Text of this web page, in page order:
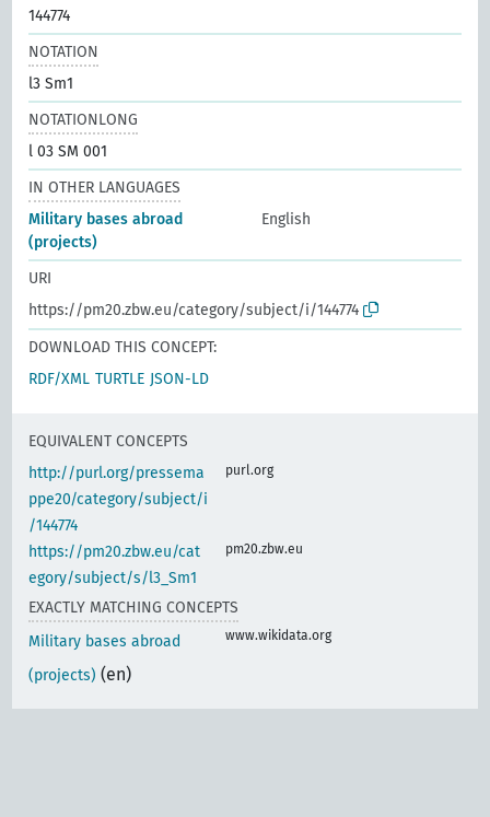
144774
NOTATION
l3 Sm1
NOTATIONLONG
l 03 SM 001
IN OTHER LANGUAGES
Military bases abroad
(projects)
English
URI
https://pm20.zbw.eu/category/subject/i/144774
DOWNLOAD THIS CONCEPT:
RDF/XML TURTLE JSON-LD
EQUIVALENT CONCEPTS
http://purl.org/pressema
ppe20/category/subject/i
/144774
purl.org
https://pm20.zbw.eu/cat
egory/subject/s/l3_Sm1
pm20.zbw.eu
EXACTLY MATCHING CONCEPTS
Military bases abroad
(projects) (en)
www.wikidata.org